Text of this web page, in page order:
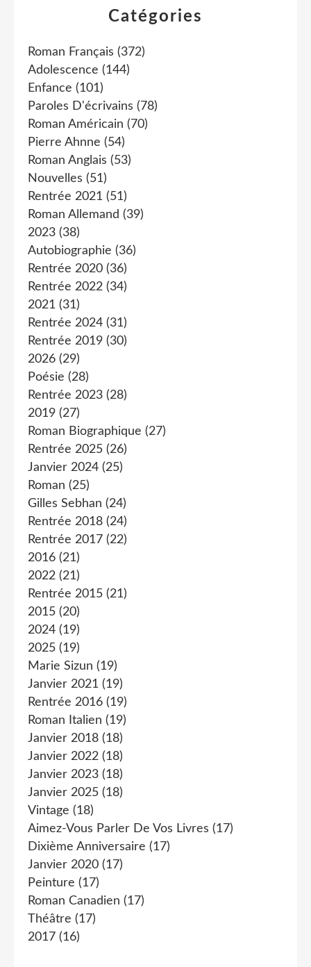
Catégories
Roman Français (372)
Adolescence (144)
Enfance (101)
Paroles D'écrivains (78)
Roman Américain (70)
Pierre Ahnne (54)
Roman Anglais (53)
Nouvelles (51)
Rentrée 2021 (51)
Roman Allemand (39)
2023 (38)
Autobiographie (36)
Rentrée 2020 (36)
Rentrée 2022 (34)
2021 (31)
Rentrée 2024 (31)
Rentrée 2019 (30)
2026 (29)
Poésie (28)
Rentrée 2023 (28)
2019 (27)
Roman Biographique (27)
Rentrée 2025 (26)
Janvier 2024 (25)
Roman (25)
Gilles Sebhan (24)
Rentrée 2018 (24)
Rentrée 2017 (22)
2016 (21)
2022 (21)
Rentrée 2015 (21)
2015 (20)
2024 (19)
2025 (19)
Marie Sizun (19)
Janvier 2021 (19)
Rentrée 2016 (19)
Roman Italien (19)
Janvier 2018 (18)
Janvier 2022 (18)
Janvier 2023 (18)
Janvier 2025 (18)
Vintage (18)
Aimez-Vous Parler De Vos Livres (17)
Dixième Anniversaire (17)
Janvier 2020 (17)
Peinture (17)
Roman Canadien (17)
Théâtre (17)
2017 (16)